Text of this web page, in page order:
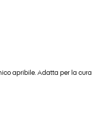
apribile. Adatta per la cura